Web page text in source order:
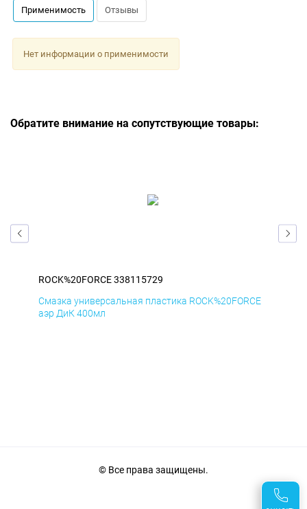
Применимость Отзывы
Нет информации о применимости
Обратите внимание на сопутствующие товары:
ROCK%20FORCE 338115729
Смазка универсальная пластика ROCK%20FORCE
аэр ДиК 400мл
© Все права защищены.